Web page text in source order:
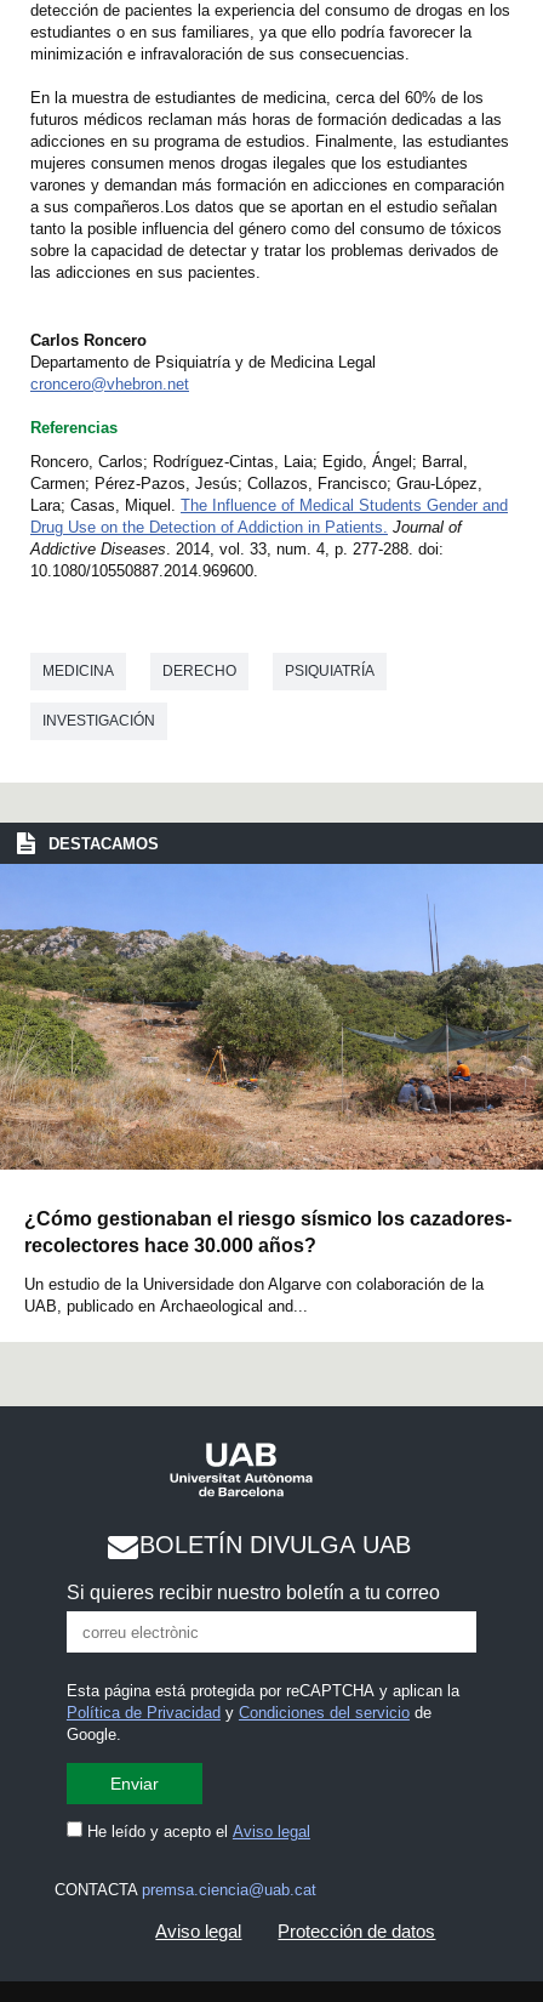
detección de pacientes la experiencia del consumo de drogas en los
estudiantes o en sus familiares, ya que ello podría favorecer la
minimización e infravaloración de sus consecuencias.
En la muestra de estudiantes de medicina, cerca del 60% de los
futuros médicos reclaman más horas de formación dedicadas a las
adicciones en su programa de estudios. Finalmente, las estudiantes
mujeres consumen menos drogas ilegales que los estudiantes
varones y demandan más formación en adicciones en comparación
a sus compañeros.Los datos que se aportan en el estudio señalan
tanto la posible influencia del género como del consumo de tóxicos
sobre la capacidad de detectar y tratar los problemas derivados de
las adicciones en sus pacientes.
Carlos Roncero
Departamento de Psiquiatría y de Medicina Legal
croncero@vhebron.net
Referencias
Roncero, Carlos; Rodríguez-Cintas, Laia; Egido, Ángel; Barral,
Carmen; Pérez-Pazos, Jesús; Collazos, Francisco; Grau-López,
Lara; Casas, Miquel. The Influence of Medical Students Gender and
Drug Use on the Detection of Addiction in Patients. Journal of
Addictive Diseases. 2014, vol. 33, num. 4, p. 277-288. doi:
10.1080/10550887.2014.969600.
MEDICINA DERECHO PSIQUIATRÍA
INVESTIGACIÓN
DESTACAMOS
¿Cómo gestionaban el riesgo sísmico los cazadores-
recolectores hace 30.000 años?
Un estudio de la Universidade don Algarve con colaboración de la
UAB, publicado en Archaeological and...
BOLETÍN DIVULGA UAB
Si quieres recibir nuestro boletín a tu correo
Esta página está protegida por reCAPTCHA y aplican la
Política de Privacidad y Condiciones del serviciode
Google.
He leído y acepto el Aviso legal
CONTACTA premsa.ciencia@uab.cat
Aviso legal Protección de datos